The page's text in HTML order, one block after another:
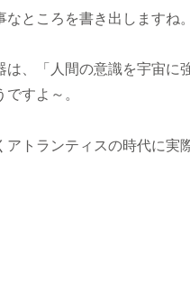
なところを書き出しますね。
は、「人間の意識を宇宙に
すよ～。
アトランティスの時代に実